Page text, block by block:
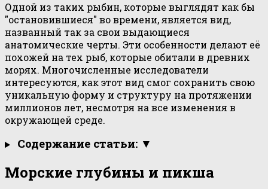
Одной из таких рыбин, которые выглядят как бы
"остановившиеся" во времени, является вид,
названный так за свои выдающиеся
анатомические черты. Эти особенности делают её
похожей на тех рыб, которые обитали в древних
морях. Многочисленные исследователи
интересуются, как этот вид смог сохранить свою
уникальную форму и структуру на протяжении
миллионов лет, несмотря на все изменения в
окружающей среде.
Содержание статьи: ▼
Морские глубины и пикша